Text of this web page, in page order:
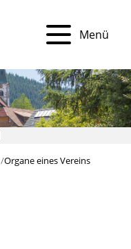
Menü
Organe eines Vereins